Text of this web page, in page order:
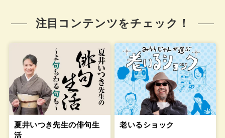
注目コンテンツをチェック！
夏井いつき先生の俳句生
活
老いるショック